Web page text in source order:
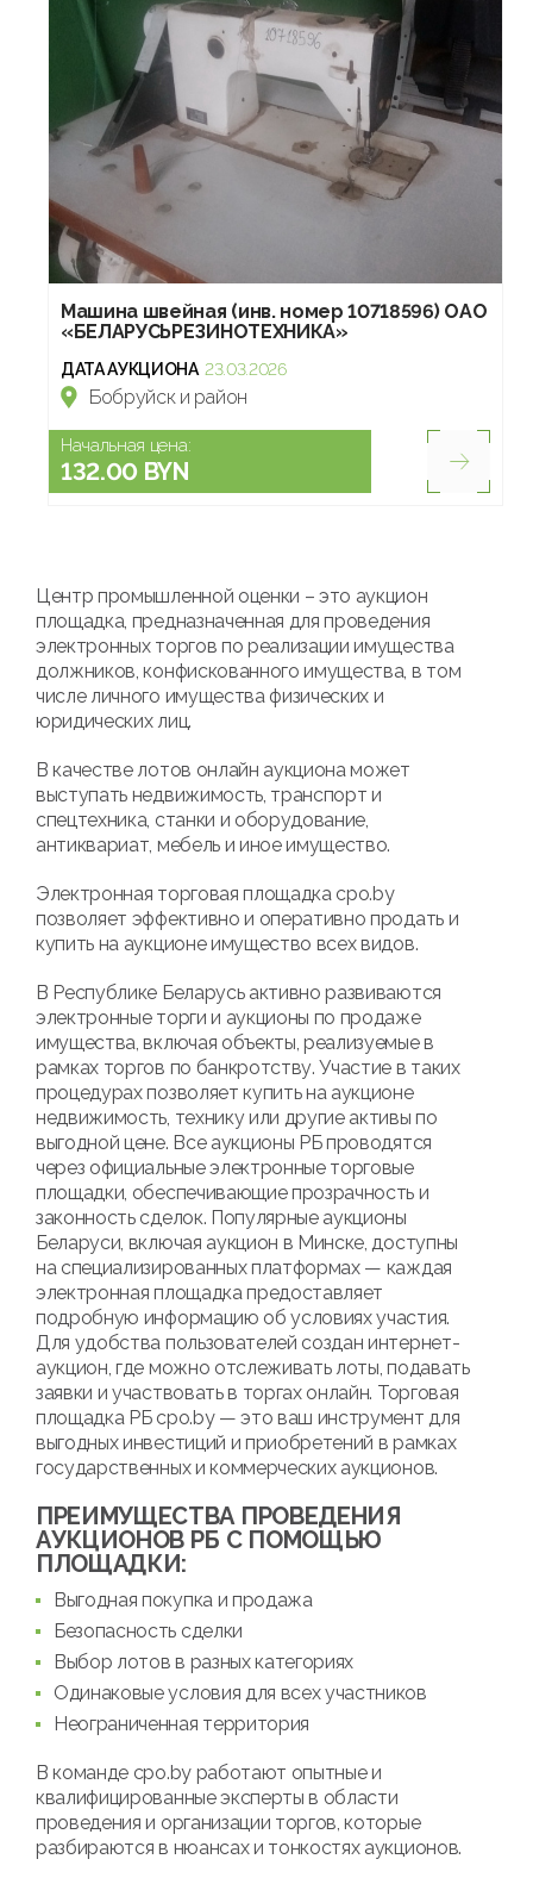
Машина швейная (инв. номер 10718596) ОАО
«БЕЛАРУСЬРЕЗИНОТЕХНИКА»
ДАТА АУКЦИОНА 23.03.2026
Бобруйск и район
Начальная цена:
132.00 BYN
Центр промышленной оценки – это аукцион
площадка, предназначенная для проведения
электронных торгов по реализации имущества
должников, конфискованного имущества, в том
числе личного имущества физических и
юридических лиц.
В качестве лотов онлайн аукциона может
выступать недвижимость, транспорт и
спецтехника, станки и оборудование,
антиквариат, мебель и иное имущество.
Электронная торговая площадка cpo.by
позволяет эффективно и оперативно продать и
купить на аукционе имущество всех видов.
В Республике Беларусь активно развиваются
электронные торги и аукционы по продаже
имущества, включая объекты, реализуемые в
рамках торгов по банкротству. Участие в таких
процедурах позволяет купить на аукционе
недвижимость, технику или другие активы по
выгодной цене. Все аукционы РБ проводятся
через официальные электронные торговые
площадки, обеспечивающие прозрачность и
законность сделок. Популярные аукционы
Беларуси, включая аукцион в Минске, доступны
на специализированных платформах — каждая
электронная площадка предоставляет
подробную информацию об условиях участия.
Для удобства пользователей создан интернет-
аукцион, где можно отслеживать лоты, подавать
заявки и участвовать в торгах онлайн. Торговая
площадка РБ cpo.by — это ваш инструмент для
выгодных инвестиций и приобретений в рамках
государственных и коммерческих аукционов.
ПРЕИМУЩЕСТВА ПРОВЕДЕНИЯ
АУКЦИОНОВ РБ С ПОМОЩЬЮ
ПЛОЩАДКИ:
Выгодная покупка и продажа
Безопасность сделки
Выбор лотов в разных категориях
Одинаковые условия для всех участников
Неограниченная территория
В команде cpo.by работают опытные и
квалифицированные эксперты в области
проведения и организации торгов, которые
разбираются в нюансах и тонкостях аукционов.